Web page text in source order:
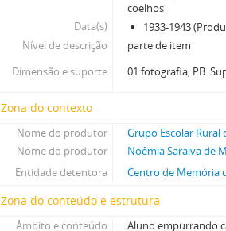
coelhos
Data(s)
1933-1943
Nível de descrição
parte de item
Dimensão e suporte
01 fotografia, PB.
Zona do contexto
Nome do produtor
Grupo Escolar Rural
Nome do produtor
Noêmia Saraiva de
Entidade detentora
Centro de Memória
Zona do conteúdo e estrutura
Âmbito e conteúdo
Aluno empurrando